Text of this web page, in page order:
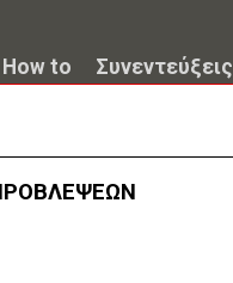
How to Συνεντεύξεις